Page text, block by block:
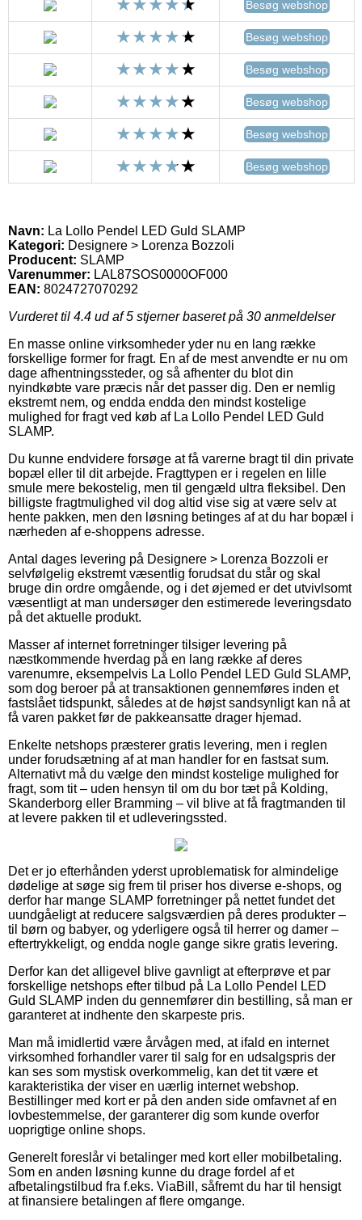
Besøg webshop
Besøg webshop
Besøg webshop
Besøg webshop
Besøg webshop
Besøg webshop
Navn: La Lollo Pendel LED Guld SLAMP
Kategori: Designere > Lorenza Bozzoli
Producent: SLAMP
Varenummer: LAL87SOS0000OF000
EAN: 8024727070292
Vurderet til 4.4 ud af 5 stjerner baseret på 30 anmeldelser
En masse online virksomheder yder nu en lang række
forskellige former for fragt. En af de mest anvendte er nu om
dage afhentningssteder, og så afhenter du blot din
nyindkøbte vare præcis når det passer dig. Den er nemlig
ekstremt nem, og endda endda den mindst kostelige
mulighed for fragt ved køb af La Lollo Pendel LED Guld
SLAMP.
Du kunne endvidere forsøge at få varerne bragt til din private
bopæl eller til dit arbejde. Fragttypen er i regelen en lille
smule mere bekostelig, men til gengæld ultra fleksibel. Den
billigste fragtmulighed vil dog altid vise sig at være selv at
hente pakken, men den løsning betinges af at du har bopæl i
nærheden af e-shoppens adresse.
Antal dages levering på Designere > Lorenza Bozzoli er
selvfølgelig ekstremt væsentlig forudsat du står og skal
bruge din ordre omgående, og i det øjemed er det utvivlsomt
væsentligt at man undersøger den estimerede leveringsdato
på det aktuelle produkt.
Masser af internet forretninger tilsiger levering på
næstkommende hverdag på en lang række af deres
varenumre, eksempelvis La Lollo Pendel LED Guld SLAMP,
som dog beroer på at transaktionen gennemføres inden et
fastslået tidspunkt, således at de højst sandsynligt kan nå at
få varen pakket før de pakkeansatte drager hjemad.
Enkelte netshops præsterer gratis levering, men i reglen
under forudsætning af at man handler for en fastsat sum.
Alternativt må du vælge den mindst kostelige mulighed for
fragt, som tit – uden hensyn til om du bor tæt på Kolding,
Skanderborg eller Bramming – vil blive at få fragtmanden til
at levere pakken til et udleveringssted.
Det er jo efterhånden yderst uproblematisk for almindelige
dødelige at søge sig frem til priser hos diverse e-shops, og
derfor har mange SLAMP forretninger på nettet fundet det
uundgåeligt at reducere salgsværdien på deres produkter –
til børn og babyer, og yderligere også til herrer og damer –
eftertrykkeligt, og endda nogle gange sikre gratis levering.
Derfor kan det alligevel blive gavnligt at efterprøve et par
forskellige netshops efter tilbud på La Lollo Pendel LED
Guld SLAMP inden du gennemfører din bestilling, så man er
garanteret at indhente den skarpeste pris.
Man må imidlertid være årvågen med, at ifald en internet
virksomhed forhandler varer til salg for en udsalgspris der
kan ses som mystisk overkommelig, kan det tit være et
karakteristika der viser en uærlig internet webshop.
Bestillinger med kort er på den anden side omfavnet af en
lovbestemmelse, der garanterer dig som kunde overfor
uoprigtige online shops.
Generelt foreslår vi betalinger med kort eller mobilbetaling.
Som en anden løsning kunne du drage fordel af et
afbetalingstilbud fra f.eks. ViaBill, såfremt du har til hensigt
at finansiere betalingen af flere omgange.